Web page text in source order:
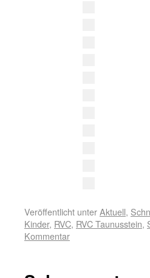
Veröffentlicht unterAktuell,
Kinder, RVC, RVC Taunusstein,
Kommentar